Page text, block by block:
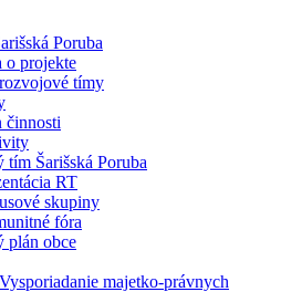
Poruba
o projekte
tímy
činnosti
Šarišská Poruba
RT
skupiny
fóra
plán obce
majetko-právnych